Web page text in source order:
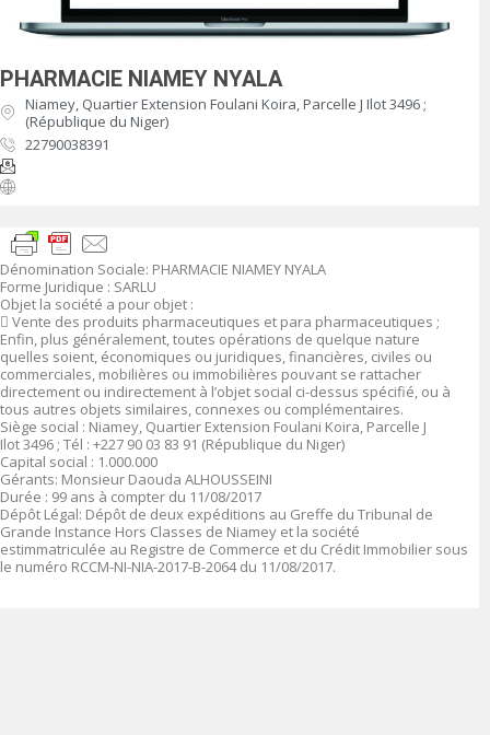
PHARMACIE NIAMEY NYALA
Niamey, Quartier Extension Foulani Koira, Parcelle J Ilot 3496 ;
(République du Niger)
22790038391
Dénomination Sociale: PHARMACIE NIAMEY NYALA
Forme Juridique : SARLU
Objet la société a pour objet :
 Vente des produits pharmaceutiques et para pharmaceutiques ;
Enfin, plus généralement, toutes opérations de quelque nature
quelles soient, économiques ou juridiques, financières, civiles ou
commerciales, mobilières ou immobilières pouvant se rattacher
directement ou indirectement à l’objet social ci-dessus spécifié, ou à
tous autres objets similaires, connexes ou complémentaires.
Siège social : Niamey, Quartier Extension Foulani Koira, Parcelle J
Ilot 3496 ; Tél : +227 90 03 83 91 (République du Niger)
Capital social : 1.000.000
Gérants: Monsieur Daouda ALHOUSSEINI
Durée : 99 ans à compter du 11/08/2017
Dépôt Légal: Dépôt de deux expéditions au Greffe du Tribunal de
Grande Instance Hors Classes de Niamey et la société
estimmatriculée au Registre de Commerce et du Crédit Immobilier sous
le numéro RCCM-NI-NIA-2017-B-2064 du 11/08/2017.